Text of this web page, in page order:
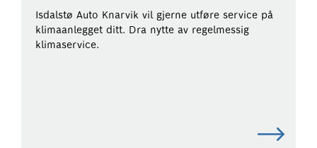
Isdalstø Auto Knarvik vil gjerne utføre service på
klimaanlegget ditt. Dra nytte av regelmessig
klimaservice.